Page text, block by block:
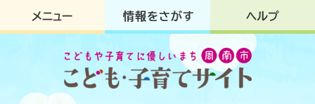
ジ
ュ